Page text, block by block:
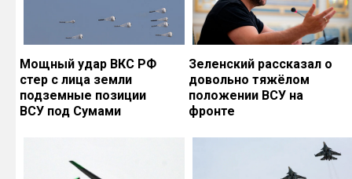
Мощный удар ВКС РФ
стер с лица земли
подземные позиции
ВСУ под Сумами
Зеленский рассказал о
довольно тяжёлом
положении ВСУ на
фронте